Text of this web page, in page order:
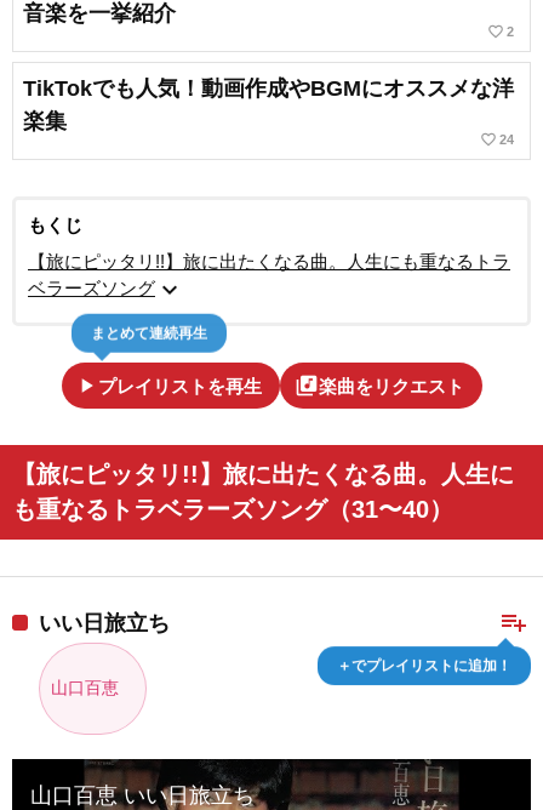
音楽を一挙紹介
favorite_border 2
TikTokでも人気！動画作成やBGMにオススメな洋
楽集
favorite_border 24
もくじ
【旅にピッタリ!!】旅に出たくなる曲。人生にも重なるトラ
ベラーズソング expand_more
play_arrow プレイリストを再生
まとめて連続再生
library_music楽曲をリクエスト
【旅にピッタリ!!】旅に出たくなる曲。人生に
も重なるトラベラーズソング（31〜40）
playlist_add
＋でプレイリストに追加！
いい日旅立ち
山口百恵
山口百恵 いい日旅立ち